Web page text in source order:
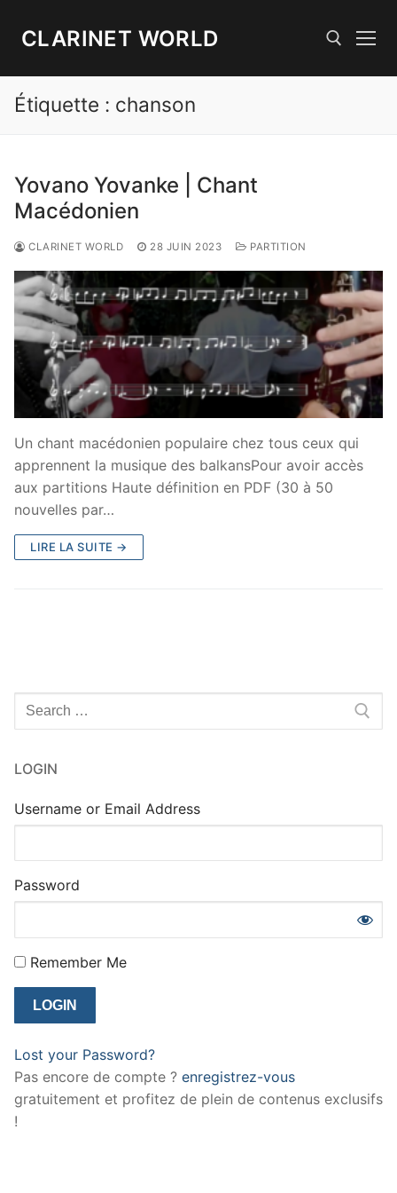
CLARINET WORLD
Rechercher :
Étiquette : chanson
Yovano Yovanke | Chant
Macédonien
CLARINET WORLD 28 JUIN 2023 PARTITION
Un chant macédonien populaire chez tous ceux qui
apprennent la musique des balkansPour avoir accès
aux partitions Haute définition en PDF (30 à 50
nouvelles par…
LIRE LA SUITE →
Rechercher
:
LOGIN
Username or Email Address
Password
Remember Me
Lost your Password?
Pas encore de compte ? enregistrez-vous
gratuitement et profitez de plein de contenus exclusifs
!